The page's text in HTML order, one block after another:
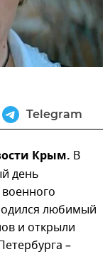
Telegram
Крым. В
день
любимый
и открыли
–